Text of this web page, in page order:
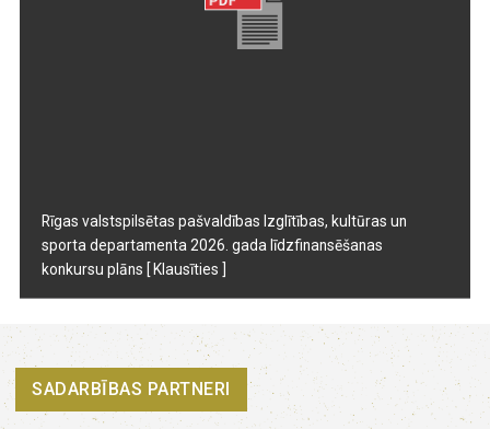
Rīgas valstspilsētas pašvaldības Izglītības, kultūras un
sporta departamenta 2026. gada līdzfinansēšanas
konkursu plāns [ Klausīties ]
SADARBĪBAS PARTNERI